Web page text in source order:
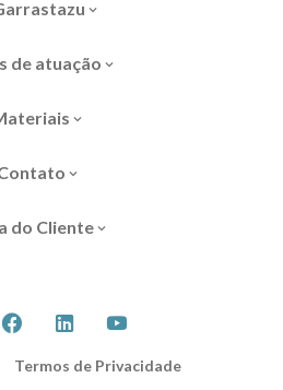
de atuação
do Cliente
Termos de Privacidade